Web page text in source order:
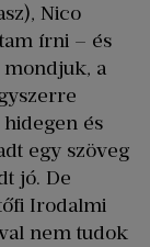
Nico
írni – és
a
és
egy szöveg
jó. De
Irodalmi
nem tudok